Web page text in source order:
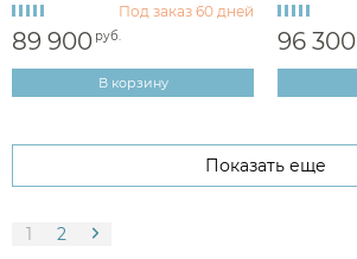
Под заказ 60 дней
89 900 руб.
В корзину
96 300
Показать еще
1 2